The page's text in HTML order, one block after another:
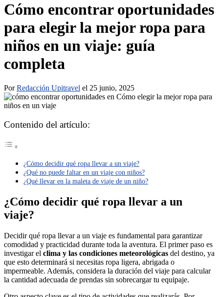
Cómo encontrar oportunidades
para elegir la mejor ropa para
niños en un viaje: guía
completa
PorRedacción Upitravel el 25 junio, 2025
Contenido del artículo:
¿Cómo decidir qué ropa llevar a un viaje?
¿Qué no puede faltar en un viaje con niños?
¿Qué llevar en la maleta de viaje de un niño?
¿Cómo decidir qué ropa llevar a un
viaje?
Decidir qué ropa llevar a un viaje es fundamental para garantizar
comodidad y practicidad durante toda la aventura. El primer paso es
investigar el clima y las condiciones meteorológicas del destino, ya
que esto determinará si necesitas ropa ligera, abrigada o
impermeable. Además, considera la duración del viaje para calcular
la cantidad adecuada de prendas sin sobrecargar tu equipaje.